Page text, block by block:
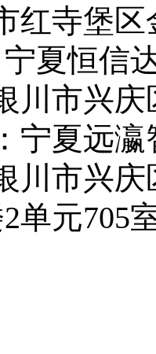
红寺堡区
夏恒信
川市兴
宁夏远
川市兴
单元705